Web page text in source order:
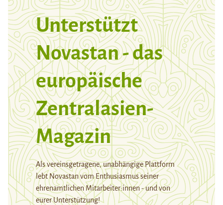
Unterstützt
Novastan - das
europäische
Zentralasien-
Magazin
Als vereinsgetragene, unabhängige Plattform
lebt Novastan vom Enthusiasmus seiner
ehrenamtlichen Mitarbeiter:innen - und von
eurer Unterstützung!